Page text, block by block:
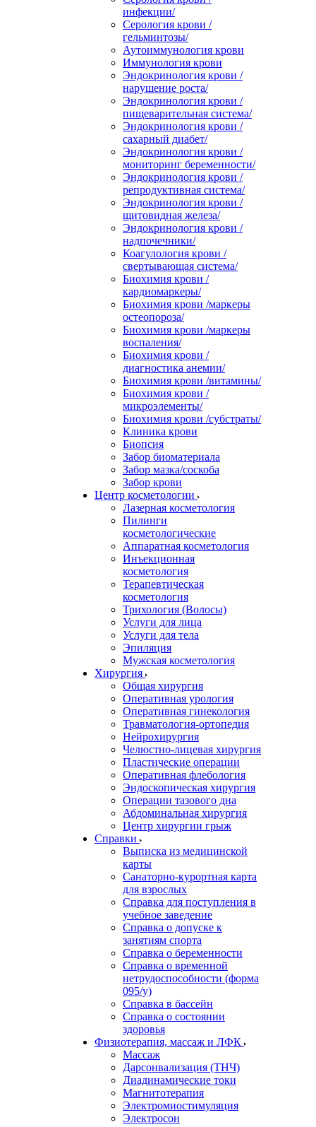
инфекции/
Серология крови /
гельминтозы/
Аутоиммунология крови
Иммунология крови
Эндокринология крови /
нарушение роста/
Эндокринология крови /
пищеварительная система/
Эндокринология крови /
сахарный диабет/
Эндокринология крови /
мониторинг беременности/
Эндокринология крови /
репродуктивная система/
Эндокринология крови /
щитовидная железа/
Эндокринология крови /
надпочечники/
Коагулология крови /
свертывающая система/
Биохимия крови /
кардиомаркеры/
Биохимия крови /маркеры
остеопороза/
Биохимия крови /маркеры
воспаления/
Биохимия крови /
диагностика анемии/
Биохимия крови /витамины/
Биохимия крови /
микроэлементы/
Биохимия крови /субстраты/
Клиника крови
Биопсия
Забор биоматериала
Забор мазка/соскоба
Забор крови
Центр косметологии
Лазерная косметология
Пилинги
косметологические
Аппаратная косметология
Инъекционная
косметология
Терапевтическая
косметология
Трихология (Волосы)
Услуги для лица
Услуги для тела
Эпиляция
Мужская косметология
Хирургия
Общая хирургия
Оперативная урология
Оперативная гинекология
Травматология-ортопедия
Нейрохирургия
Челюстно-лицевая хирургия
Пластические операции
Оперативная флебология
Эндоскопическая хирургия
Операции тазового дна
Абдоминальная хирургия
Центр хирургии грыж
Справки
Выписка из медицинской
карты
Санаторно-курортная карта
для взрослых
Справка для поступления в
учебное заведение
Справка о допуске к
занятиям спорта
Справка о беременности
Справка о временной
нетрудоспособности (форма
095/у)
Справка в бассейн
Справка о состоянии
здоровья
Физиотерапия, массаж и ЛФК
Массаж
Дарсонвализация (ТНЧ)
Диадинамические токи
Магнитотерапия
Электромиостимуляция
Электросон